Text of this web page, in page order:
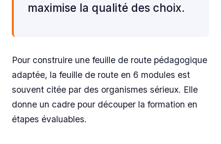
maximise la qualité des choix.
Pour construire une feuille de route pédagogique
adaptée, la feuille de route en 6 modules est
souvent citée par des organismes sérieux. Elle
donne un cadre pour découper la formation en
étapes évaluables.